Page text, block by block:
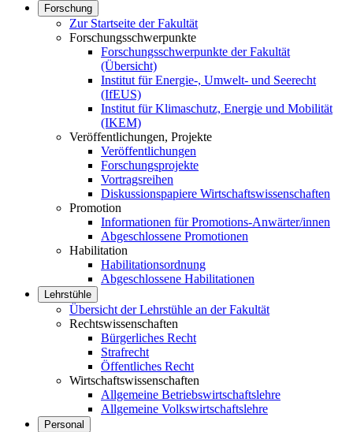
Forschung
Zur Startseite der Fakultät
Forschungsschwerpunkte
Forschungsschwerpunkte der Fakultät
(Übersicht)
Institut für Energie-, Umwelt- und Seerecht
(IfEUS)
Institut für Klimaschutz, Energie und Mobilität
(IKEM)
Veröffentlichungen, Projekte
Veröffentlichungen
Forschungsprojekte
Vortragsreihen
Diskussionspapiere Wirtschaftswissenschaften
Promotion
Informationen für Promotions-Anwärter/innen
Abgeschlossene Promotionen
Habilitation
Habilitationsordnung
Abgeschlossene Habilitationen
Lehrstühle
Übersicht der Lehrstühle an der Fakultät
Rechtswissenschaften
Bürgerliches Recht
Strafrecht
Öffentliches Recht
Wirtschaftswissenschaften
Allgemeine Betriebswirtschaftslehre
Allgemeine Volkswirtschaftslehre
Personal